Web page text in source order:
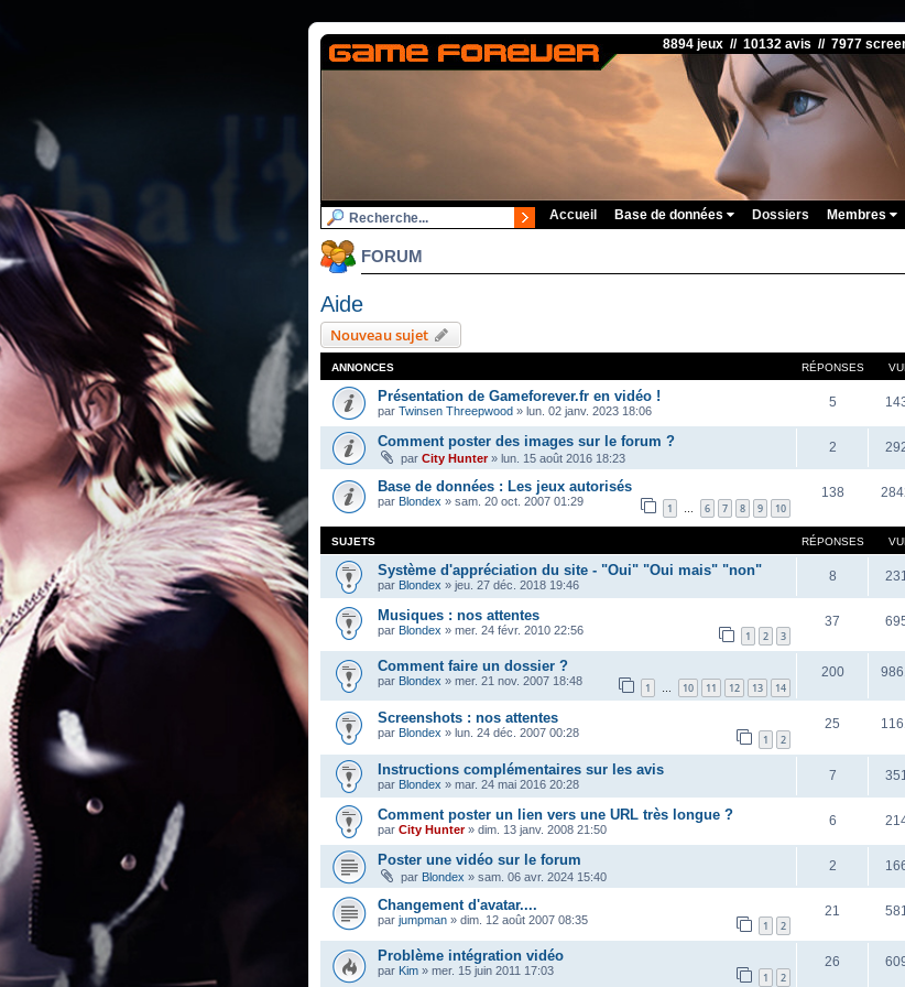
8894 jeux // 10132 avis // 7977
Accueil Base de données Dossiers Membres
FORUM
Aide
Nouveau sujet
ANNONCES RÉPONSES
Présentation de Gameforever.fr en vidéo !
par Twinsen Threepwood » lun. 02 janv. 2023 18:06
5
Comment poster des images sur le forum ?
par City Hunter» lun. 15 août 2016 18:23
2
Base de données : Les jeux autorisés
par Blondex » sam. 20 oct. 2007 01:29 1 … 6 7 8 9 10
138
SUJETS RÉPONSES
Système d'appréciation du site - "Oui" "Oui mais" "non"
par Blondex » jeu. 27 déc. 2018 19:46
8
Musiques : nos attentes
par Blondex » mer. 24 févr. 2010 22:56 1 2 3
37
Comment faire un dossier ?
par Blondex » mer. 21 nov. 2007 18:48 1 … 10 11 12 13 14
200
Screenshots : nos attentes
par Blondex » lun. 24 déc. 2007 00:28 1 2
25
Instructions complémentaires sur les avis
par Blondex » mar. 24 mai 2016 20:28
7
Comment poster un lien vers une URL très longue ?
par City Hunter» dim. 13 janv. 2008 21:50
6
Poster une vidéo sur le forum
par Blondex » sam. 06 avr. 2024 15:40
2
Changement d'avatar....
par jumpman » dim. 12 août 2007 08:35 1 2
21
Problème intégration vidéo
par Kim » mer. 15 juin 2011 17:03 1 2
26